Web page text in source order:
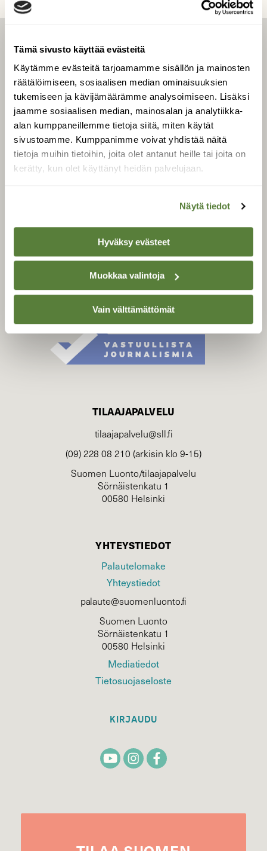
Tämä sivusto käyttää evästeitä
Käytämme evästeitä tarjoamamme sisällön ja mainosten
räätälöimiseen, sosiaalisen median ominaisuuksien
tukemiseen ja kävijämäärämme analysoimiseen. Lisäksi
jaamme sosiaalisen median, mainosalan ja analytiikka-
alan kumppaneillemme tietoja siitä, miten käytät
sivustoamme. Kumppanimme voivat yhdistää näitä
tietoja muihin tietoihin, joita olet antanut heille tai joita on
kerätty, kun olet käyttänyt heidän palvelujaan.
Näytä tiedot
Hyväksy evästeet
Muokkaa valintoja
Vain välttämättömät
LEHTI
Uusin lehti
Tilaa Suomen Luonto
Tilaa digilukuoikeus
Äänestä parasta juttua
Tilaa uutiskirje
SUOJELU­LIITTO
Suomen Luonto -lehden
kustantaja on
luonnonsuojelu­liitto.
TILAAJAPALVELU
tilaajapalvelu@sll.fi
(09) 228 08 210 (arkisin klo 9-15)
Suomen Luonto/tilaajapalvelu
Sörnäistenkatu 1
00580 Helsinki
YHTEYSTIEDOT
Palautelomake
Yhteystiedot
palaute@suomenluonto.fi
Suomen Luonto
Sörnäistenkatu 1
00580 Helsinki
Mediatiedot
Tietosuojaseloste
KIRJAUDU